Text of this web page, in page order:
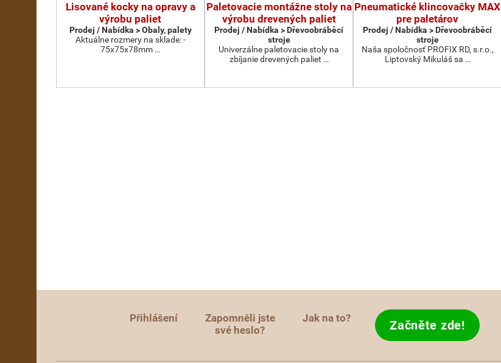
Lisované kocky na opravy a
výrobu paliet
Prodej / Nabídka > Obaly, palety
Aktuálne rozmery na sklade: -
75x75x78mm …
Paletovacie montážne stoly na
výrobu drevených paliet
Prodej / Nabídka > Dřevoobráběcí
stroje
Univerzálne paletovacie stoly na
zbíjanie drevených paliet …
Pneumatické klincovačky MAX
pre paletárov
Prodej / Nabídka > Dřevoobráběcí
stroje
Naša spoločnosť PROFIX RD, s.r.o.,
Liptovský Mikuláš sa …
Přihlášení
Zapomněli jste
své heslo?
Jak na to? Začněte zde!